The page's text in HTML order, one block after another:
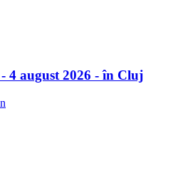
4 august 2026 - în Cluj